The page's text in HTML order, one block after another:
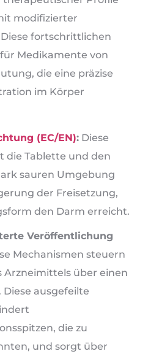
modifizierter
fortschrittlichen
Medikamente von
die eine präzise
im Körper
(EC/EN): Diese
die Tablette und den
sauren Umgebung
der Freisetzung,
den Darm erreicht.
Veröffentlichung
Mechanismen steuern
Arzneimittels über einen
ausgefeilte
die zu
und sorgt über